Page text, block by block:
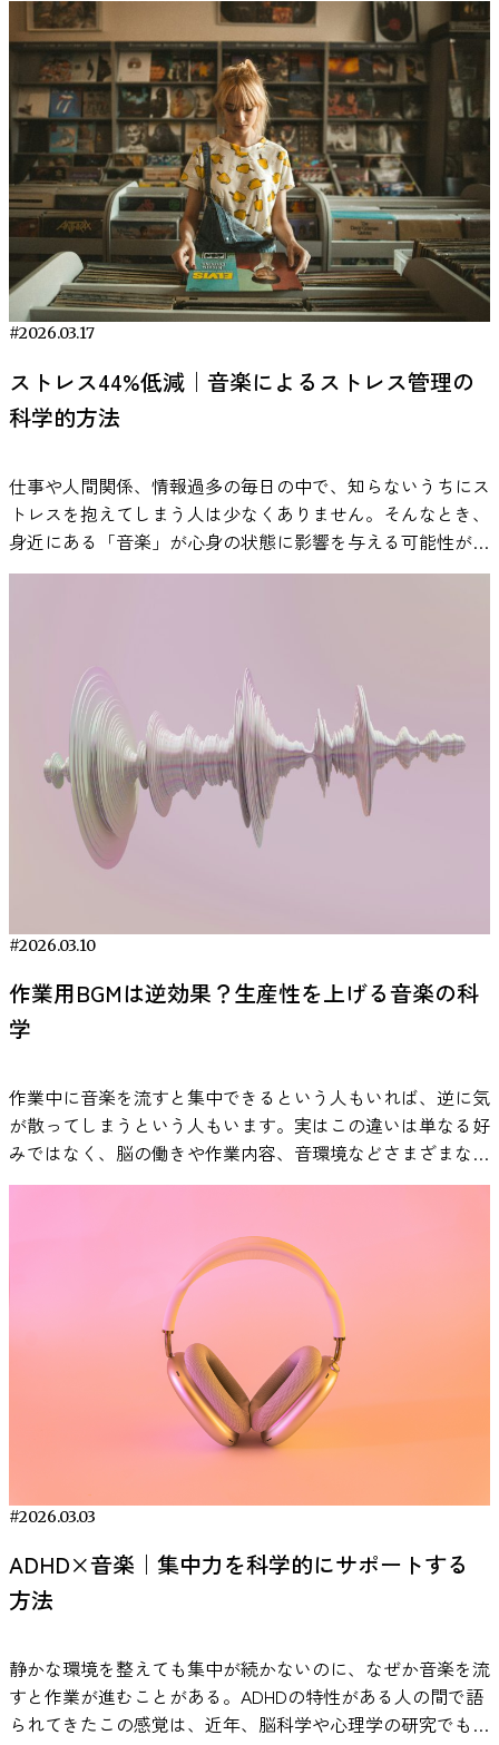
これは、音そのものの効果というよりも、「その音を聞くと
作業を始める」という習慣が形成されるためと考えられま
す。 そのため、作業用BGMを活用する場合は、毎回異なる
音を試すよりも、特定の音環境を継続して使う方が、作業開
始のきっかけとして機能する可能性があります。 こちらの
記事もチェック：ビールを好きになる脳の仕組みとは？ 自
分に合った作業用BGMを見つける方法 ここまで見てきたよ
うに、作業用BGMの効果は「どの音楽が一番良いか」とい
う単純な問題ではありません。研究でも示されている通り、
音環境が与える影響は作業内容や個人の特性、さらには音の
聞こえ方によって変わる可能性があります。 そのため、自
分に合った作業用BGMを見つけるためには、ジャンルだけ
でなく音の質や空間的な聞こえ方にも目を向けることが重要
になります。 音質によって集中しやすさが変わることがあ
る 音楽を聞く環境では、楽曲そのものだけでなく音質も体
験に影響します。音質とは、音の解像度や広がり、細かな音
な音の情報が省略される場合がありますが、高音質の音源で
は空間的な広がりや微細な音のニュアンスがより再現されま
す。こうした違いは必ずしも作業効率を直接左右するもので
はありませんが、長時間音を聞き続ける作業環境では、聞き
る場合があります。 科学的に検証された作業用BGMとは 作
業用BGMを選ぶ際、多くの場合はプレイリストやジャンル
を基準に選ばれます。しかし近年では、音楽の効果を主観で
はなく生体データをもとに検証するアプローチも登場してい
ます。 その一例が VIE Tunes（ヴィーチューンズ） です。
VIE Tunesは、音楽を聴いたときの脳の状態を測定し、その
変化を分析することで効果が確認された楽曲のみを「ニュー
ロミュージック」として配信している音楽サービスです。
2023年に海外の学術誌 Frontiers に論文が採択されています
（Chang et al., 2023）。この研究では、脳波データを用いて
音楽による脳状態の変化を分析する試みが報告されていま
す。 サービスの利用方法もシンプルで、ユーザーは
「SLEEP」「FOCUS」「CHILL」「ZONE」など、目的とす
される仕組みになっています。 作業用BGMを探す際には、
ジャンルやプレイリストだけでなく、こうした脳の状態に着
目した音楽サービスを選択肢として検討する方法もありま
す。音環境をより意識的に設計することで、自分に合った作
現在、アプリからの無料体験が可能です。 ・iOS ・Android
まとめ｜作業用BGMの効果を正しく使えば、生産性は確実
けのものではありません。研究を見ても、音楽そのものが直
接的に生産性を高めると断定できるわけではなく、作業内容
や個人特性、音環境との関係によって影響の出方が変わるこ
とが示されています。 重要なのは、「どの音楽が一番良い
か」ではなく、どのような作業をしているのか、どの程度の
刺激が最適なのかという視点で音環境を考えることです。自
用する上で重要なポイントといえるでしょう。
ると考えられています。実際、変化の大きい環境音や突発的
な音は、持続的注意を中断させやすいことが報告されていま
す。 一方で、一定のリズムを持つ規則的な音は、背景に溶
け込みやすく、作業を大きく妨げない場合があります。これ
は、音が予測可能であるほど、脳がそれを“新しい情報”とし
て処理しにくくなるためと説明されることがあります。
ADHDを持つ人に特化した「リズムの規則性」単独の明確な
基準が確立しているわけではありません。ただし、音の変化
が激しい場合に注意がそちらへ向きやすいという一般的な認
知研究の知見は、ADHDの注意特性を考える上でも無視でき
ないポイントです。 VIE Tunes実証データから見る音楽活用
の可能性 VIE Tunesは、脳活動の研究をもとに設計された
BGMアプリではなく、集中やリラックスといった目的別に
モードが用意されており、勉強中や仕事中に聴くことも想定
す。 つまり、主観的な「なんとなく集中できる音楽」では
なく、脳波や生理指標を用いて効果を測定する試みがなされ
ている点が特徴です。 その実証研究の一つが、Changら
（2023）による論文“Influence of Monaural Auditory
の研究では、音楽と単耳聴覚刺激を組み合わせた条件で、脳
活動および生理指標の変化が測定されました。 報告されて
いる主な結果は以下の通りです。 P300は、脳が『重要な情
報』に反応した際に出る電気信号です。この振幅が大きくな
ることは、対象に対して脳がよりしっかりと注意を向け、情
報を処理しようとしている状態を反映していると考えられま
であり、ストレス反応の一つとして測定されます。 また、
価のそれぞれに変化をもたらしたことを報告しています。
理や環境調整といった行動面の工夫が中心です。無音環境を
整える、ポモドーロ法を使う、瞑想を取り入れるといった方
じて脳活動に働きかけるアプローチです。脳波（P300）や
唾液指標といった生理データを用いて検証が行われている点
が、主観報告中心の方法との違いです。 ADHD特性の集中に
課題を感じている人へ VIE Tunesのような設計は、勉強中や
仕事中に持続的な集中が求められる場面で活用されることを
作業で注意が途切れやすい・作業中のストレスを軽減したい
といった状況では、一つの選択肢になり得ます。
Tunes 無料体験はこちら まとめ｜ADHDと音楽の関係を正し
言では言い切れません。 研究では、ホワイトノイズや特定
の音刺激が課題成績に影響を与える可能性が示されていま
す。一方で、歌詞付き音楽が言語課題を妨げる場合も報告さ
れています。つまり、音は状況によって集中を助けることも
くかどうか」ではなく、「どんな音が、どんな作業に合う
か」を考えることです。 VIE Tunesのように、脳波や生理指
標を使って検証された音楽アプローチもあります。 ADHDと
音楽の関係を正しく理解するとは、研究でわかっている範囲
を踏まえ、自分の特性や作業内容に合わせて試し、調整して
支える一つの手段にはなり得ます。
ちの切り替えがうまくいかない。寝かしつけに時間がかかる
ことで、自分自身も疲れてしまう——そんな状況が続いてい
たといいます。 使ってみて感じた変化｜「この音＝寝る時
間」の合図に 「初めて使ったとき、ニューロミュージック
の特徴である周波数による効果は正直わかりませんでした。
でも、音楽が好みに合っていて聴きやすいと感じました。」
特にお子さんが「これ好き！」と言った楽曲を、毎晩の“寝
る前の音”として固定し、 「この音楽が流れたら寝る時間だ
よ」と声をかけるようにしたところ、おしゃべりをやめて音
楽に耳を傾けるようになったそうです。 歯磨きの仕上げ磨
きのときに流していると、そのまま自然に寝落ちすることも
あるとのこと。 「自分自身も、寝つきが悪いと感じる日に
聴くと、無音よりも早く体の力が抜ける気がします。」 習
慣化して感じた安心感 現在は、「寝るモードへの切り替
え」として習慣化しているそうです。 「無音で寝かしつけ
をするよりも、音楽があるほうが子どももリラックスしてい
NIGHT WALK KAMAKURA」のSLEEPや、TaichiのCHILL系楽
曲。 「水族館のクラゲゾーンのような癒しや、あたたかな
日差しを感じる音が心地よい」と話します。 寝る前30分で
整える｜睡眠の質を高める音楽習慣【5ステップ】 睡眠の質
状態へと自然に移行しやすくなります。ここでは、今日から
実践できる具体的なステップを紹介します。 ① 照明を落と
し、スマホを遠ざける 就寝前は、できるだけ室内の照明を
落とします。特に強い白色光は覚醒を促すため、暖色系の間
接照明が望ましいとされています。 また、スマートフォン
やタブレットなどの画面光は脳を刺激しやすいため、音楽を
再生したら手元から離し、視覚刺激を減らすことがポイント
です。「音楽だけが静かに流れている環境」をつくること
すタイミングと選び方 音楽は就寝の20〜30分前から流し始
めるのがおすすめです。布団に入ってから突然再生するより
も、リラックスの準備時間として活用する方が自然な流れを
つくれます。 選ぶ音楽は、 ゆったりとしたテンポ 強いビー
トや急な音量変化がない 歌詞の主張が強すぎない といった
少ない穏やかな音環境を意識することが大切です。 ③ 姿
勢・呼吸法と合わせる 音楽を流しながら、深くゆっくりと
した呼吸を意識します。鼻からゆっくり吸い、口から長めに
吐く呼吸を数回繰り返すだけでも、体の緊張が緩みやすくな
想です。音楽だけに頼るのではなく、呼吸と組み合わせるこ
とで、よりリラックス状態へ移行しやすくなります。 リラ
ックスの方法についてはこちらの記事でも解説しています。
https://mag.viestyle.co.jp/relax-performance/ ④ 「音楽＝
寝る時間」のルーティンをつくる 毎晩同じタイミングで音
楽を流すことで、「この音が流れたら寝る時間」という条件
づけが形成されやすくなります。これは行動習慣の観点から
も理にかなっており、繰り返すことで入眠までの流れがスム
る程度パターンを固定する方が、安心感につながりやすい傾
向があります。 ⑤ 習慣を記録し、少しずつ微調整する 睡眠
の目覚めの有無などを簡単にメモしておくと、自分に合った
音量や再生時間を見つけやすくなります。 例えば、 音量を
途中覚醒が少なかった など、実践の中で調整していくこと
が大切です。 まとめ｜今夜から始める「音楽×睡眠」習慣
睡眠の質を高めるために、特別な道具や難しい知識は必要あ
りません。大切なのは、寝る前の過ごし方を少し整えること
特徴が異なっていた点です。たとえば、エージェンティック
型とコミュナル型では、それぞれ関連する脳波の周波数やパ
ワーの分布パターンが全く重ならなかったといいます。自己
中心的なナルシシストの脳波パターンと、「自分は博愛的
だ」と信じるナルシシストの脳波パターンは明確に異なり、
混同されなかったということです。これはナルシシズム研究
におけるエージェンシー対コミュニオン（自己志向か他者志
向か）の理論モデルとも合致します。 同様に、賞賛追求型
と競争型でも脳波パターンはほぼ重ならず別物でした。他人
から賞賛を集める戦略のナルシシストと、他者を出し抜く戦
略のナルシシストでは、脳の休息時活動に違いが現れるとい
うのです。これも理論上提唱されていた「賞賛と敵対」とい
ルシシズムは他のタイプと様相が異なりました。脆弱型が高
い人ほど、脳波の低周波帯（デルタ・シータなどの遅い波）
域で脳波パワーが低い傾向が見られたのです。平たく言え
ば、脆弱なナルシシストの脳波は全体的に大人しめだという
ことです。この特徴は、自己愛が強いのに表立って自己主張
できず内省的で不安が強いという脆弱型の性質とも符合する
す。研究チームは「これらの結果を総合すると、自己愛傾向
の多様な形が安静時脳活動から信頼性高く予測できることが
示唆された」と述べています。この成果は人格特性を脳から
読み解くパーソナリティ神経科学という分野の新たな一歩と
言えるでしょう。 VIEの脳波計で“自分の脳”を理解する VIE
のEEG Headphoneのような革新的なデバイスにより、誰でも
脳波を“日常的に”測ることが可能になってきています。特に
研究用に特化したこのデバイスは、高度な脳波センサーを内
化することが可能です。 特許取得済みのセンシング技術
神経科学・心理学・教育など多様な分野での応用が期待でき
ます。 詳細はこちら：VIE EEG Headphone公式HP 脳が語る
ことを物語っています。今回の研究は、「人間の脳波は、口
を開く前にその人の性格を映し出しているのかもしれない」
という驚きとともに、新たな問いを投げかけました。もちろ
ん、脳波で性格のすべてが分かるわけではありません。しか
性に合わせたアプローチを取る、といった応用も夢ではない
かもしれません。また逆に、脳波でここまで性格が予測でき
てしまうことに対する倫理的な議論も必要になるでしょう。
私たちの脳活動と心の個性は表裏一体である──そのことを
今回の研究は改めて示しています。何気なく過ごす今この瞬
間も、あなたの脳波はあなたという人間の一端を物語ってい
るのかもしれません。そんな事実に思いを馳せると、日常の
風景が少し違って見えてきませんか。
N. J. (2025). Decoding the Narcissistic Brain: Predicting
diverse forms of narcissism from resting-state EEG using
multivariate pattern analysis. NeuroImage, Volume 288, 120279.
https://www.sciencedirect.com/science/article/pii/
を読み取ろうとするとき、より多くのエネルギーを使って情
報処理をしている可能性があります。言い換えれば、似てい
ない他者を理解するには、脳が余計に働く必要があるという
ことです。 ここで重要なのは、μ波が必ずしも「共感」その
ものを表しているわけではない、という点です。近年の研究
では、ミラーネットワークは単に相手に共感するための仕組
みというより、相手の行動や感情を把握し、どう対応すべき
かを判断するための仕組みだと考えられています。 今回の
結果も、「相手に優しく寄り添っている」というより、『こ
の相手はどう動くのか？』『何を考えているのか？』と脳が
注意深く状況を読み取っている状態を反映しているのかもし
れません。 つまり、脳が強く反応したからといって、それ
は必ずしも好意や共感を意味するわけではなく、警戒や理解
のための“フル稼働”である可能性がある、ということです。
アルファ波が示す注目の偏り 一方、α（アルファ）波は、
「どこに注意を向けているか」を映し出す脳波として知られ
が、何かをじっと見たり、気になるものに意識が向いた瞬間
に弱まるという特徴があります。 とくに、目で見た情報に
注意を向けると、後頭部で記録されるα波が下がります。こ
の変化（α波ERD）は、脳がその対象に注意を集中させてい
どの政治家の表情により注意を向けていたのか」を、脳波か
ら読み取ろうとしたのです。 α波についても、結果の傾向は
μ波とよく似ていました。参加者の脳は、支持していない政
治家の表情に対して、より強く反応していたのです。α波が
大きく低下したということは、その表情に無意識の注意が強
く向けられていたことを意味します。 とくに興味深かった
のは、支持していない政治家が笑顔を見せた場面でした。対
立する政治家が嬉しそうにしているとき、参加者の脳ではα
いました。 同じ「笑顔」でも、支持している政治家の場合
には、ここまで強い反応は見られませんでした。つまり脳
は、「好きな政治家の笑顔」よりも、「あまり好ましく思っ
ていない政治家の笑顔」に、より強く引きつけられていたの
です。 研究チームはこの結果を、「意外性」という観点か
ジティブな感情を示すと、脳は「なぜ今、嬉しそうなの
か？」「何が起きているのか？」と、つい注意を向けてしま
うのではないか、というわけです。 このように、私たちの
脳は、相手の怒りに対して警戒するだけでなく、予想外の喜
わりに：感情処理を脳から考える 今回の研究は、「なぜ相
手の感情が理解できないのか？」という問いに対し、脳の働
きという新たな視点から答えを提供してくれます。私たちの
脳は自分と反対の立場にいる人の感情を、文字通り異なるモ
ードで処理していることが示唆されました。 相手に共感し
ようと努力しているつもりでも、脳波レベルではすでにバイ
アスがかかっている可能性があるのです。政治的な対立が深
まるとき、相手の言動にどうしても共感できず「冷たい反
応」をしてしまう──そんな経験は誰しもあるでしょう。し
かし、それは決して「心が狭い」からではなく、人間の脳に
備わった無意識のメカニズムなのかもしれません。 とはい
情を理解し対話を深めるには、まず自分の脳が陥りがちなク
セに気付くことが第一歩でしょう。たとえば、次にニュース
「ああ、今自分の脳はこの人に共感しづらい状態なんだな」
と一呼吸置いてみる。そうすることで、少し違った見方がで
きるかもしれません。脳科学の知見が、政治的分断を乗り越
（具体的な景品）を用意しましたが、グループによって「複
数の選択肢から好きな報酬を選べる」場合と「報酬があらか
じめ指定され選べない」場合に分けたのです。 もう一つは
課題の難易度です。用意された課題には比較的取り組みやす
い「簡単な課題」と、頭を使う複雑な「難しい課題」があ
り、参加者はどちらか一方の条件でテストされました。要す
るに実験は、報酬選択の有無 × 課題の難易度（簡単・難し
い）という2×2の条件設定になっています。 この実験で
は、「課題難易度が高いほど、報酬選択の有無がパフォーマ
ンスに及ぼす影響が大きくなる」という仮説が立てられまし
た。難易度が高く認知的努力を要するタスクでは、ご褒美の
魅力がより重要になり、好きな報酬を選べることで一層頑張
力を要さないため、報酬の選択がパフォーマンスに与える影
響は小さいかもしれない――そうした仮説です。 実験の結
して結果は、研究者たちの仮説を見事に裏付けるものでし
た。難易度の高い課題において、報酬を自分で選択できた参
加者グループの成績は、選べなかったグループより明らかに
良かったのです。一方、簡単な課題では報酬を選べるかどう
1：報酬選択の有無と課題難易度がパフォーマンス指標に与
える影響 さらに興味深いのは、なぜ報酬選択がパフォーマ
ンスを向上させたのかという点です。追加の分析により、そ
のメカニズムとして「嗜好との一致」、すなわち自分の好み
に合った報酬を得られることが重要な役割を果たすことが示
されました。 報酬を自由に選べた参加者は、用意された景
品の中から自分が最も欲しいもの・好きなものを選択できま
す。当然ながら人それぞれ「ご褒美に何を魅力に感じるか」
「報酬と個人の嗜好のマッチ度」がパフォーマンスを押し上
しい課題の条件では報酬選択の有無がパフォーマンスに与え
る効果の背後に、この嗜好の一致度が統計的に介在していた
簡単な課題ではそもそも課題が容易なためか、嗜好に合った
報酬かどうかで成績に有意な差は生じませんでした。 考
察：仕事や学習の現場に応用できる「選べる報酬」の力 こ
の研究から、「ただ報酬を与えればいい」というものではな
思えるご褒美があることで、参加者はより集中力を発揮し、
粘り強く取り組むようになります。 一方、簡単な課題では
元々楽に達成できるため、報酬へのこだわりがパフォーマン
スに響く余地は小さいのでしょう。言い換えれば、課題が難
しくなるほど人は追加のインセンティブを必要とし、そのイ
ンセンティブは自分に合ったものであるほど効果的だという
ている」という充実感を与え、脳の報酬系を活性化すること
なご褒美であれば達成したときの喜びもひとしおです。 今
回の研究は、この「選ぶ楽しさ」と「欲しいものが手に入る
嬉しさ」の相乗効果が発揮されるのは、高い認知的努力を要
する局面であることを示したと言えるでしょう。 現実社会
への示唆も明確です。職場や教育の場で、人々に難度の高い
を与えるよりも、いくつかの選択肢を提示して本人に選ばせ
る方が効果的かもしれません。 たとえば社員に目標達成イ
ンセンティブを出すなら、現金・商品券・休暇・ガジェット
RECENT ARTICLE
#2026.03.17
ストレス44%低減｜音楽によるストレス管理の
科学的方法
仕事や人間関係、情報過多の毎日の中で、知らないうちにス
トレスを抱えてしまう人は少なくありません。そんなとき、
身近にある「音楽」が心身の状態に影響を与える可能性があ
ることが、近年の研究で報告されています。 音楽は特別な
や、日常で取り入れやすい活用方法について紹介します。
研究で明らかになった音楽によるストレス軽減効果 音楽が
ストレスに影響を与える可能性については、心理学や医学の
分野で数多くの研究が行われてきました。近年の研究では、
音楽を聴くことが心理的なリラックス感だけでなく、ストレ
スに関わる生理反応にも関係する可能性があることが報告さ
れています。 人間がストレスを感じたとき、体内では自律
神経系と内分泌系が連動して反応します。特に重要な役割を
軸」と呼ばれるストレス反応システムです。この仕組みによ
ってコルチゾールなどのストレス関連ホルモンが分泌され、
心拍数の上昇や緊張などの反応が引き起こされます。 音楽
は、このようなストレス反応に関係する心理生物学的システ
ムに影響を与える可能性がある刺激として研究されていま
の回復過程に違いが見られることが報告されており、音楽が
ストレス管理の補助的な手段として注目されています。 参
考：Thoma, M. V., La Marca, R., Brönnimann, R., Finkel, L.,
Ehlert, U., & Nater, U. M. (2013). The effect of music on the
e70156.https://www.ncbi.nlm.nih.gov/pmc/articles/
音楽が人間のストレス反応に与える影響を調べた研究 音楽
とストレス反応の関係を検証した研究として、2013年に発表
された「The effect of music on the human stress
response」という論文があります。この研究では、健康な
成人女性60名を対象に、音楽がストレス反応にどのような影
響を与えるかが実験的に調査されました。 研究では、参加
者に心理的ストレスを誘発する実験として知られる「Trier
Social Stress Test（TSST）」が実施されました。このテス
ストレスを生じさせる実験手法として広く用いられていま
割り当てられました。一つはリラックスできる音楽を聴く条
件、もう一つは水の流れる音といった自然音を聴く条件、そ
究者はストレス反応を評価するために、唾液中のコルチゾー
ルや唾液αアミラーゼといった生理指標、さらに心拍数や主
観的なストレス評価などを測定しました。 その結果、音楽
を聴いたグループでは、ストレス課題の後に自律神経系の反
#2026.03.10
作業用BGMは逆効果？生産性を上げる音楽の科
学
作業中に音楽を流すと集中できるという人もいれば、逆に気
が散ってしまうという人もいます。実はこの違いは単なる好
みではなく、脳の働きや作業内容、音環境などさまざまな要
因と関係している可能性があります。 本記事では、研究論
法を科学的な視点から解説します。 作業用BGMの効果は本
当にある？科学研究からわかっている事実 「作業用BGMに
は本当に効果があるのか？」という疑問は、多くの人が一度
は抱いたことがあるのではないでしょうか。結論から言え
ば、作業用BGMの効果は“条件付きで確認されている”という
のが、現在の科学的な見解です。 音楽が人間の脳や感情に
影響を与えることは、多くの心理学・神経科学研究で示され
ています。ただし、すべての作業に一律で効果があるわけで
はありません。音楽の種類や作業内容、個人差によって結果
ている事実をもとに、作業用BGMの効果を整理します。 作
とは、神経科学の分野で広く研究されています。 たとえ
ば、音楽を聴くことで報酬系に関わる脳部位（側坐核など）
音楽体験が神経化学的な反応を引き起こすことが明らかにな
っています。 ドーパミンは「快感」や「動機づけ」に関与
する神経伝達物質として知られています。 ここで重要なの
#2026.03.03
ADHD×音楽｜集中力を科学的にサポートする
方法
静かな環境を整えても集中が続かないのに、なぜか音楽を流
すと作業が進むことがある。ADHDの特性がある人の間で語
られてきたこの感覚は、近年、脳科学や心理学の研究でも検